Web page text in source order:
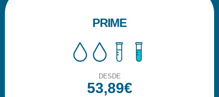
PRIME
DESDE
53,89€